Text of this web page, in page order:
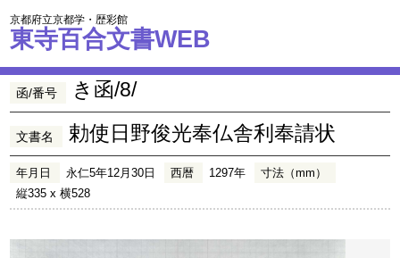
京都府立京都学・歴彩館
東寺百合文書WEB
函/番号 き函/8/
文書名 勅使日野俊光奉仏舎利奉請状
年月日 永仁5年12月30日 西暦 1297年
寸法（mm）
縦335 x 横528